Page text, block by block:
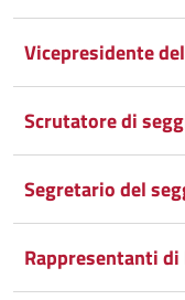
Vicepresidente
Scrutatore di
Segretario del
Rappresentanti